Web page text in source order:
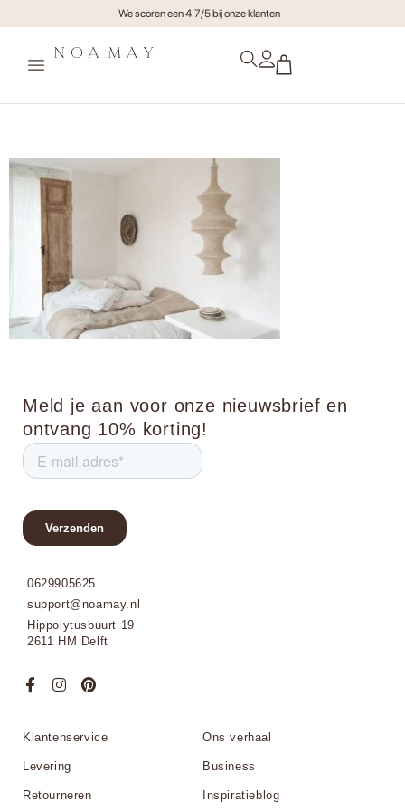
We scoren een 4.7/5 bij onze klanten
Meld je aan voor onze nieuwsbrief en
ontvang 10% korting!
0629905625
support@noamay.nl
Hippolytusbuurt 19
2611 HM Delft
Klantenservice
Levering
Retourneren
Ons verhaal
Business
Inspiratieblog